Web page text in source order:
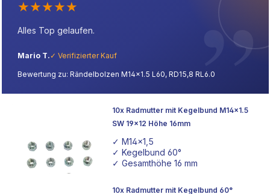
★★★★★
Alles Top gelaufen.
Mario T. ✓ Verifizierter Kauf
Bewertung zu: Rändelbolzen M14x1.5 L60, RD15,8 RL6.0
10x Radmutter mit Kegelbund M14x1.5
SW 19x12 Höhe 16mm
✓ M14x1,5
✓ Kegelbund 60°
✓ Gesamthöhe 16 mm
10x Radmutter mit Kegelbund 60°